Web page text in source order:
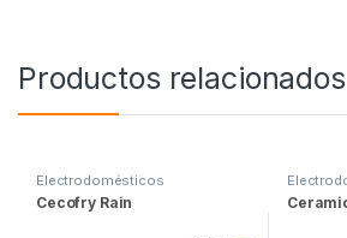
Productos relacionados
Electrodomésticos
Cecofry Rain